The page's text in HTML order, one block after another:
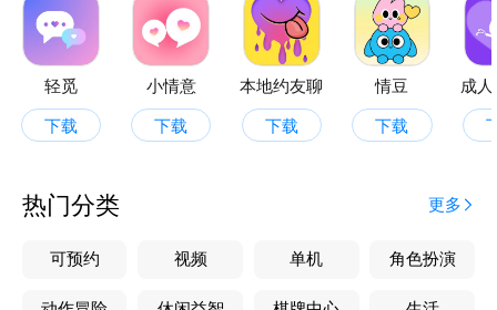
轻觅
下载
小情意
下载
本地约友聊
下载
情豆
下载
成
热门分类 更多
可预约 视频 单机 角色扮演